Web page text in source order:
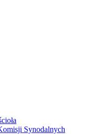
Synodalnych